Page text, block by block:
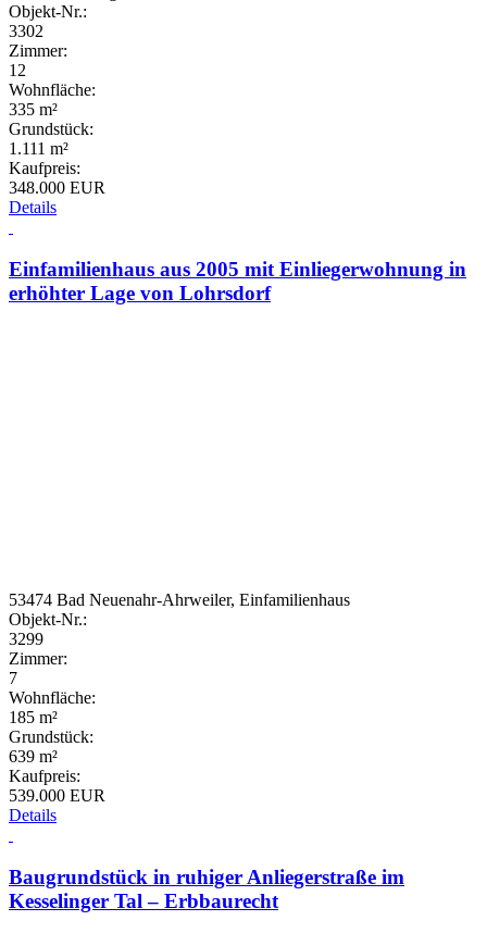
Objekt-Nr.:
3302
Zimmer:
12
Wohnfläche:
335 m²
Grundstück:
1.111 m²
Kaufpreis:
348.000 EUR
Details
Einfamilienhaus aus 2005 mit Einliegerwohnung in
erhöhter Lage von Lohrsdorf
53474 Bad Neuenahr-Ahrweiler, Einfamilienhaus
Objekt-Nr.:
3299
Zimmer:
7
Wohnfläche:
185 m²
Grundstück:
639 m²
Kaufpreis:
539.000 EUR
Details
Baugrundstück in ruhiger Anliegerstraße im
Kesselinger Tal – Erbbaurecht